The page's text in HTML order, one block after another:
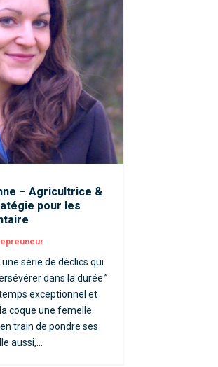
– Agricultrice &
pour les
série de déclics qui
dans la durée.”
exceptionnel et
coque une femelle
train de pondre ses
aussi,...